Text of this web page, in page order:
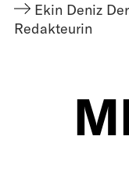
Ekin Deniz
Redakteurin